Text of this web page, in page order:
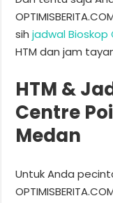
sihjadwal Bioskop
HTM dan jam
HTM &
Centre
Medan
Untuk Anda